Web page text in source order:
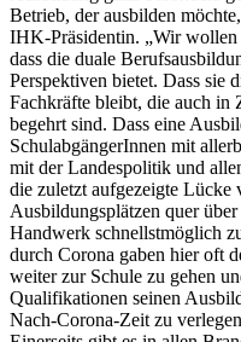
Betrieb, der ausbilden
IHK-Präsidentin. „Wir wollen
dass die duale
Perspektiven bietet. Dass sie
Fachkräfte bleibt, die auch in
begehrt sind. Dass eine
SchulabgängerInnen mit
mit der Landespolitik und
die zuletzt aufgezeigte Lücke
Ausbildungsplätzen quer
Handwerk schnellstmöglich
durch Corona gaben hier oft
weiter zur Schule zu gehen
Qualifikationen seinen
Nach-Corona-Zeit zu